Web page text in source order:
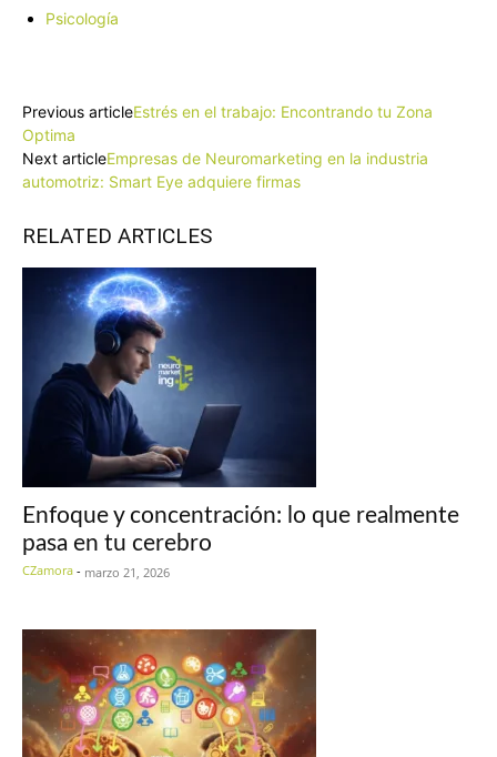
Psicología
Previous articleEstrés en el trabajo: Encontrando tu Zona
Optima
Next articleEmpresas de Neuromarketing en la industria
automotriz: Smart Eye adquiere firmas
RELATED ARTICLES
Enfoque y concentración: lo que realmente
pasa en tu cerebro
CZamora - marzo 21, 2026